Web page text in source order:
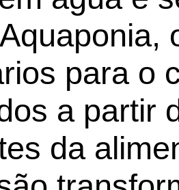
para o
a partir
da